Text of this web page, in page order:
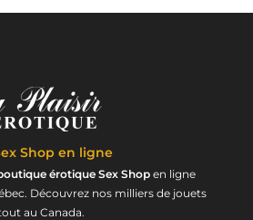
Shop en ligne
érotique Sex Shop en ligne
Découvrez nos milliers de jouets
au Canada.